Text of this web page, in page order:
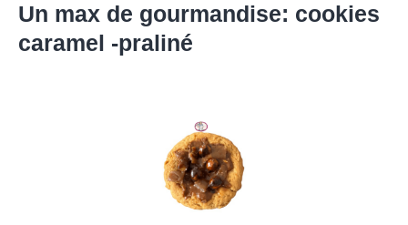
Un max de gourmandise: cookies
caramel -praliné